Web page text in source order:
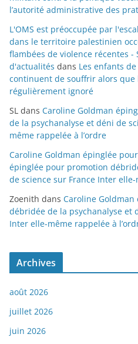
l’autorité administrative des
L'OMS est préoccupée par
dans le territoire palestinien
flambées de violence récentes -
d'actualités dans Les enfants
continuent de souffrir alors
régulièrement ignoré
SL dans Caroline Goldman
de la psychanalyse et déni de
même rappelée à l’ordre
Caroline Goldman épinglée
épinglée pour promotion
de science sur France Inter
Zoenith dans Caroline
débridée de la psychanalyse et
Inter elle-même rappelée à
Archives
août 2026
juillet 2026
juin 2026